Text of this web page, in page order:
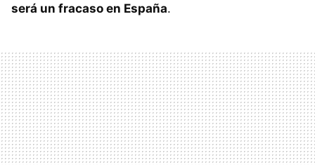
será un fracaso en España.